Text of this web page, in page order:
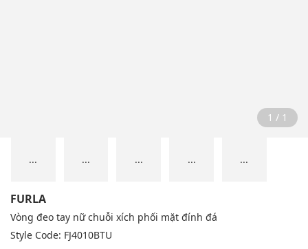
1 / 1
... ... ... ... ...
FURLA
Vòng đeo tay nữ chuỗi xích phối mặt đính đá
Style Code: FJ4010BTU